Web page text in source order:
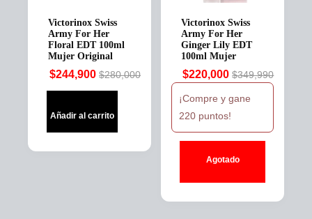
Victorinox Swiss
Army For Her
Floral EDT 100ml
Mujer Original
$280,000
Original
was:
$244,900
Current
is:
Añadir al carrito
Victorinox Swiss
Army For Her
Ginger Lily EDT
100ml Mujer
$349,990
Original
price
was:
$220,000
Current
price
is:
¡Compre y gane
220 puntos!
Agotado